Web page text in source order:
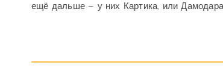
ещё дальше – у них Картика, или